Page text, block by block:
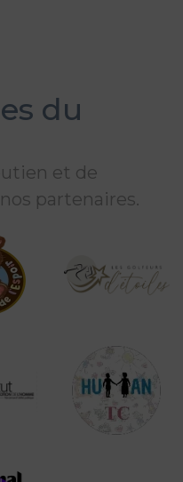
du
et de
partenaires.